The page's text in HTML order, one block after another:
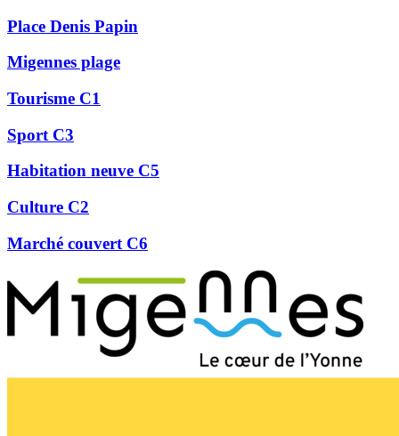
Place Denis Papin
Migennes plage
Tourisme C1
Sport C3
Habitation neuve C5
Culture C2
Marché couvert C6
Précédent
Suivant